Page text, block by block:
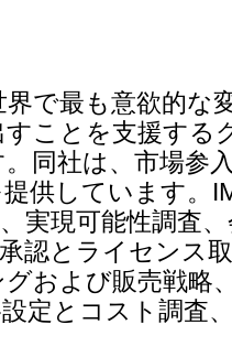
で最も意欲的な
ことを支援する
同社は、市場参
供しています。
実現可能性調査
認とライセンス
および販売戦略
定とコスト調査